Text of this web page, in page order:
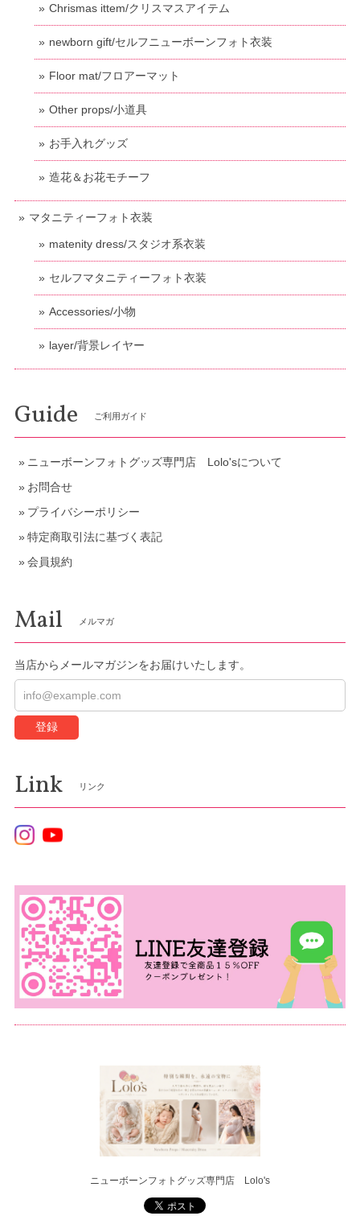
Chrismas ittem/クリスマスアイテム
newborn gift/セルフニューボーンフォト衣装
Floor mat/フロアーマット
Other props/小道具
お手入れグッズ
造花＆お花モチーフ
マタニティーフォト衣装
matenity dress/スタジオ系衣装
セルフマタニティーフォト衣装
Accessories/小物
layer/背景レイヤー
Guide ご利用ガイド
ニューボーンフォトグッズ専門店 Lolo'sについて
お問合せ
プライバシーポリシー
特定商取引法に基づく表記
会員規約
Mail メルマガ
当店からメールマガジンをお届けいたします。
登録
Link リンク
ニューボーンフォトグッズ専門店 Lolo's